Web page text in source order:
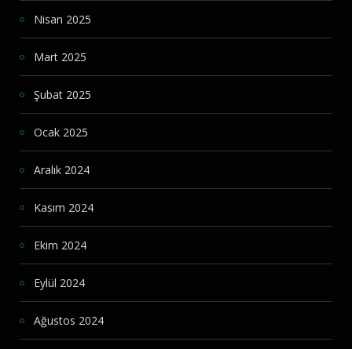
Nisan 2025
Mart 2025
Şubat 2025
Ocak 2025
Aralık 2024
Kasım 2024
Ekim 2024
Eylül 2024
Ağustos 2024